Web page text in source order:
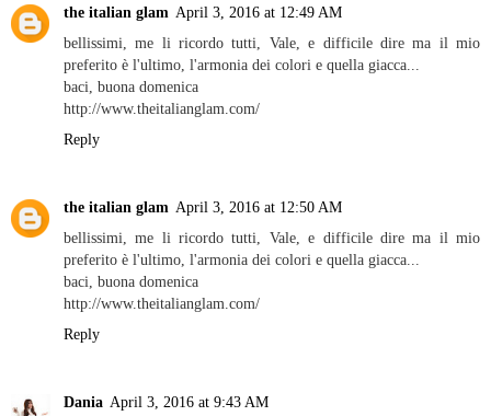
the italian glam April 3, 2016 at 12:49 AM
bellissimi, me li ricordo tutti, Vale, e difficile dire ma il mio
preferito è l'ultimo, l'armonia dei colori e quella giacca...
baci, buona domenica
http://www.theitalianglam.com/
Reply
the italian glam April 3, 2016 at 12:50 AM
bellissimi, me li ricordo tutti, Vale, e difficile dire ma il mio
preferito è l'ultimo, l'armonia dei colori e quella giacca...
baci, buona domenica
http://www.theitalianglam.com/
Reply
Dania April 3, 2016 at 9:43 AM